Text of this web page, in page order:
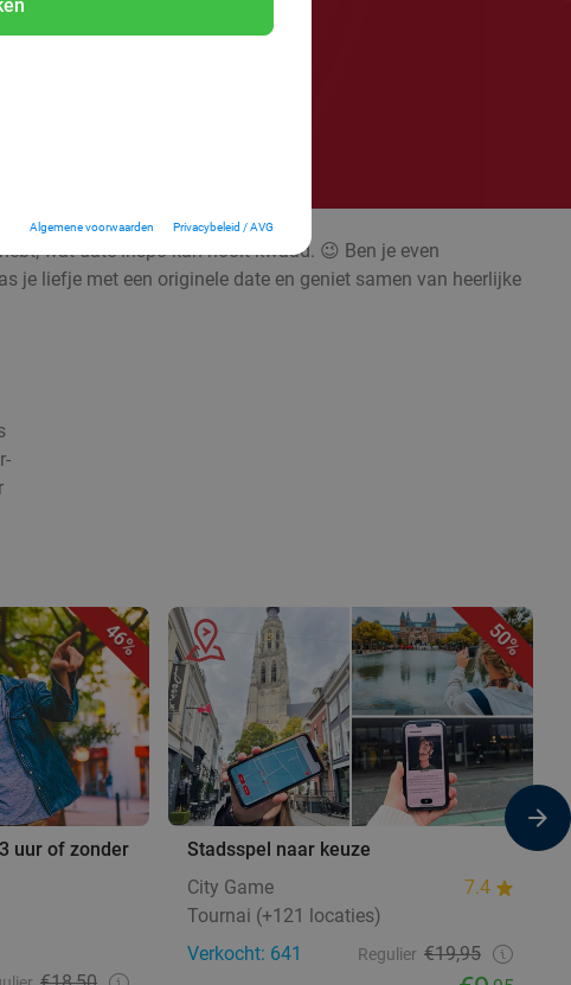
Algemene voorwaarden Privacybeleid / AVG
wat date-inspo kan nooit kwaad. 😉 Ben je even
je liefje met een originele date en geniet samen van heerlijke
46%
uur of zonder
50%
Stadsspel naar keuze
City Game
7.4
Tournai (+121 locaties)
Verkocht: 641
Regulier €19,95